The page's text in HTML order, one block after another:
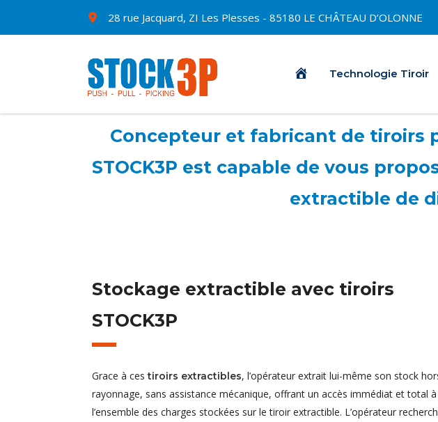
28 rue Jacquard, ZI Les Plesses - 85180 LE CHÂTEAU D’OLONNE
AccueilTechnologie Tiroir
Concepteur et fabricant de tiroirs
STOCK3P est capable de vous
extractible de
Stockage extractible avec tiroirs
STOCK3P
Grace à cestiroirs extractibles, l’opérateur extrait lui-même son stock
rayonnage, sans assistance mécanique, offrant un accès immédiat et total à
l’ensemble des charges stockées sur le tiroir extractible. L’opérateur